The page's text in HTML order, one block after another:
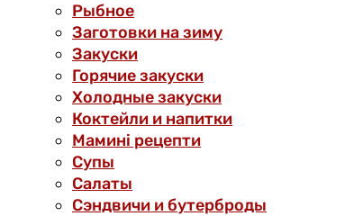
Рыбное
Заготовки на зиму
Закуски
Горячие закуски
Холодные закуски
Коктейли и напитки
Мамині рецепти
Супы
Салаты
Сэндвичи и бутерброды